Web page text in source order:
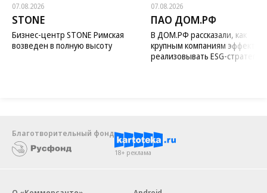
07.08.2026
STONE
Бизнес-центр STONE Римская
возведен в полную высоту
07.08.2026
ПАО ДОМ.РФ
В ДОМ.РФ рассказали, как
крупным компаниям
реализовывать ESG-стратегию
Благотворительный фонд
18+ реклама